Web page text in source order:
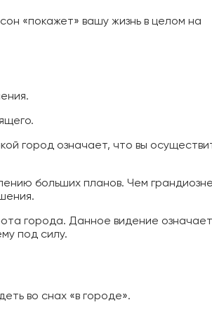
«покажет» вашу жизнь в целом на
город означает, что вы
больших планов. Чем
города. Данное видение
под силу.
во снах «в городе».